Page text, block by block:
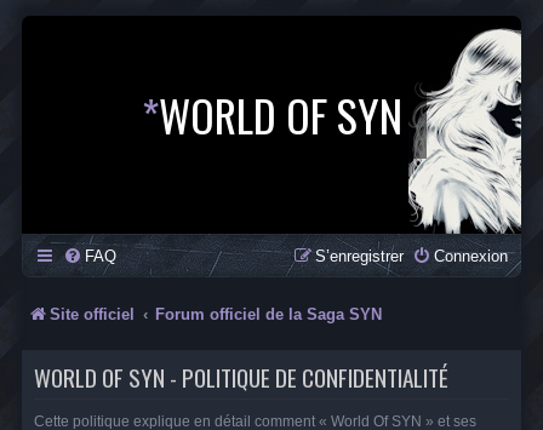
*WORLD OF SYN
FAQ Connexion
S’enregistrer
Site officiel Forum officiel de la Saga SYN
WORLD OF SYN - POLITIQUE DE CONFIDENTIALITÉ
Cette politique explique en détail comment « World Of SYN » et ses